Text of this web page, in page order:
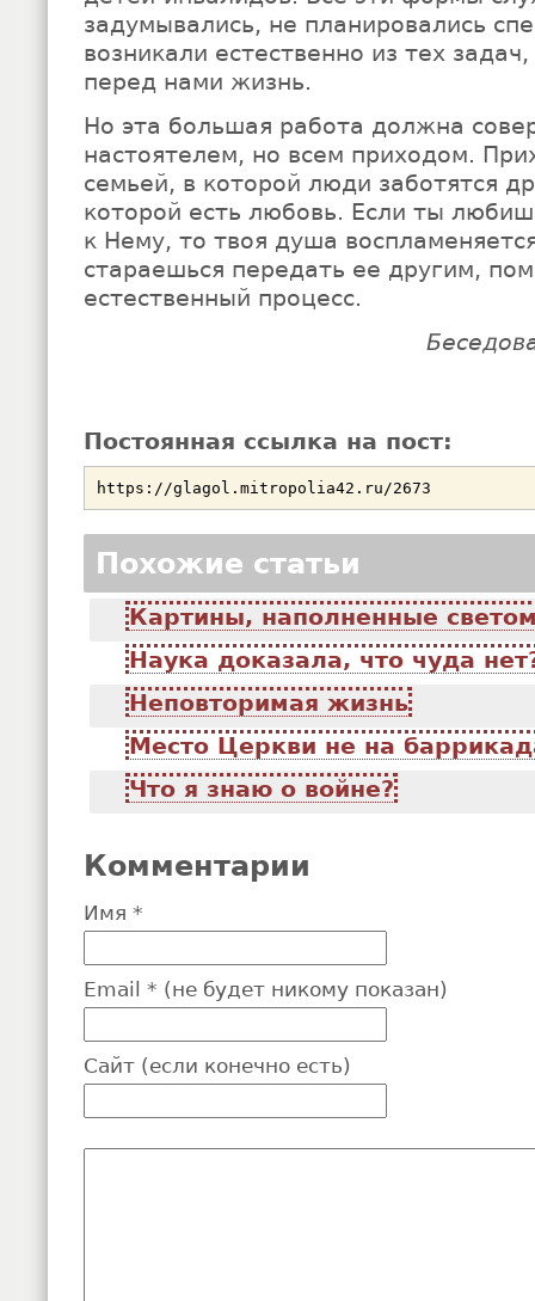
задумывались, не планировались
возникали естественно из тех
перед нами жизнь.
Но эта большая работа должна
настоятелем, но всем приходом.
семьей, в которой люди заботятся
которой есть любовь. Если ты
к Нему, то твоя душа
стараешься передать ее другим,
естественный процесс.
Постоянная ссылка на пост:
Похожие статьи
Картины, наполненные
Наука доказала, что чуда
Неповторимая жизнь
Место Церкви не на
Что я знаю о войне?
Комментарии
Имя *
Email * (не будет никому показан)
Сайт (если конечно есть)